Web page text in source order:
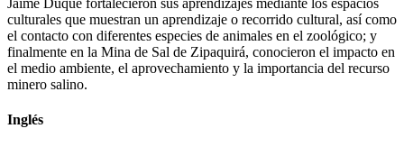
culturales que muestran un aprendizaje o recorrido cultural, así como
el contacto con diferentes especies de animales en el zoológico; y
finalmente en la Mina de Sal de Zipaquirá, conocieron el impacto en
el medio ambiente, el aprovechamiento y la importancia del recurso
minero salino.
Inglés